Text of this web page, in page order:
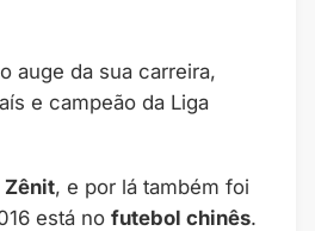
auge da sua carreira,
e campeão da Liga
Zênit, e por lá também foi
está no futebol chinês.